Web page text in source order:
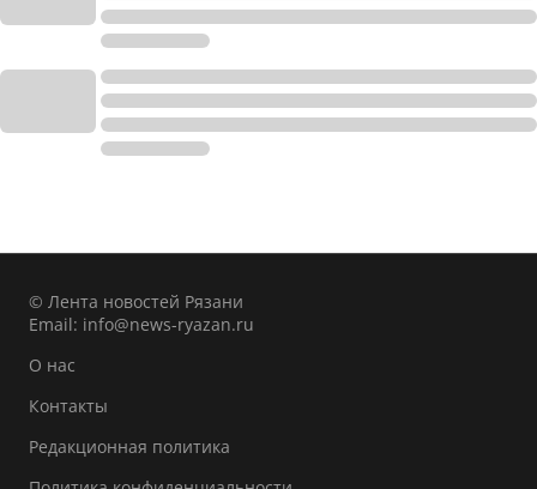
© Лента новостей Рязани
Email: info@news-ryazan.ru
О нас
Контакты
Редакционная политика